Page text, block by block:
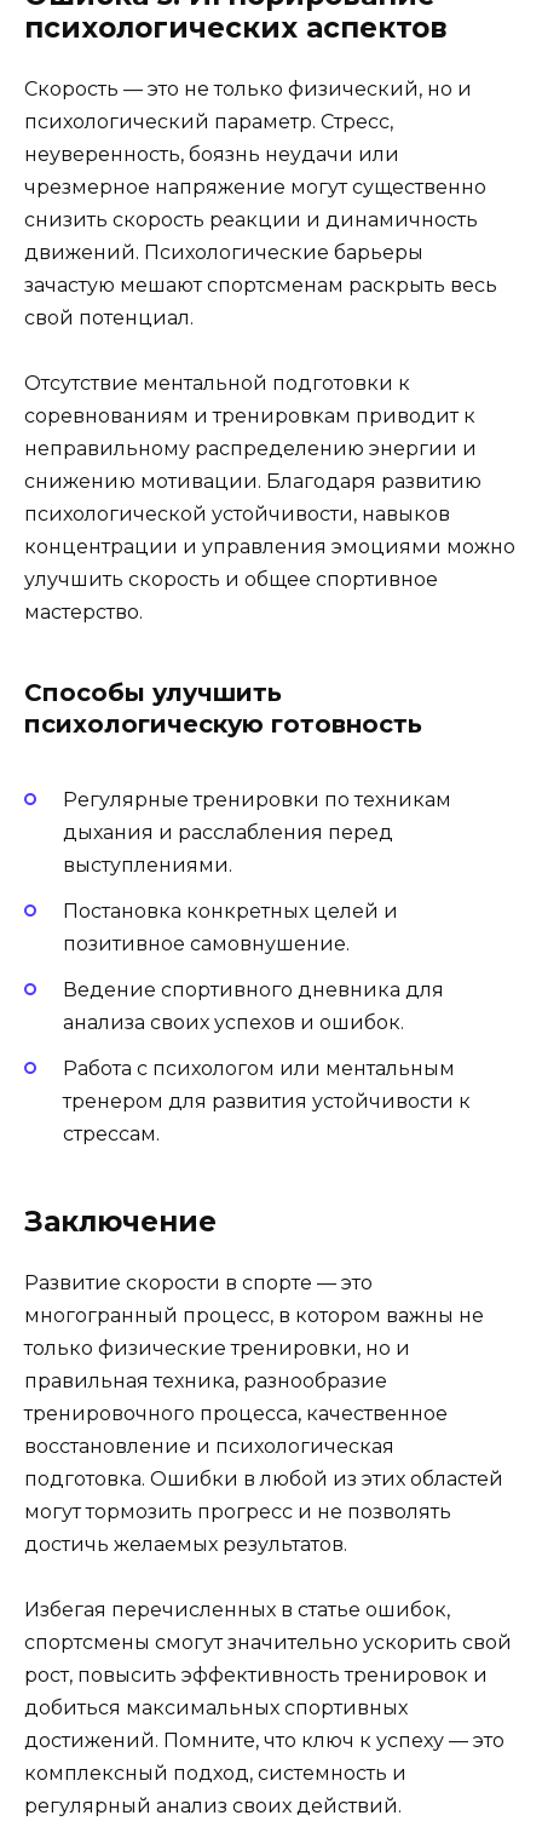
психологических аспектов
Скорость — это не только физический, но и
психологический параметр. Стресс,
неуверенность, боязнь неудачи или
чрезмерное напряжение могут существенно
снизить скорость реакции и динамичность
движений. Психологические барьеры
зачастую мешают спортсменам раскрыть весь
свой потенциал.
Отсутствие ментальной подготовки к
соревнованиям и тренировкам приводит к
неправильному распределению энергии и
снижению мотивации. Благодаря развитию
психологической устойчивости, навыков
концентрации и управления эмоциями можно
улучшить скорость и общее спортивное
мастерство.
Способы улучшить
психологическую готовность
Регулярные тренировки по техникам
дыхания и расслабления перед
выступлениями.
Постановка конкретных целей и
позитивное самовнушение.
Ведение спортивного дневника для
анализа своих успехов и ошибок.
Работа с психологом или ментальным
тренером для развития устойчивости к
стрессам.
Заключение
Развитие скорости в спорте — это
многогранный процесс, в котором важны не
только физические тренировки, но и
правильная техника, разнообразие
тренировочного процесса, качественное
восстановление и психологическая
подготовка. Ошибки в любой из этих областей
могут тормозить прогресс и не позволять
достичь желаемых результатов.
Избегая перечисленных в статье ошибок,
спортсмены смогут значительно ускорить свой
рост, повысить эффективность тренировок и
добиться максимальных спортивных
достижений. Помните, что ключ к успеху — это
комплексный подход, системность и
регулярный анализ своих действий.